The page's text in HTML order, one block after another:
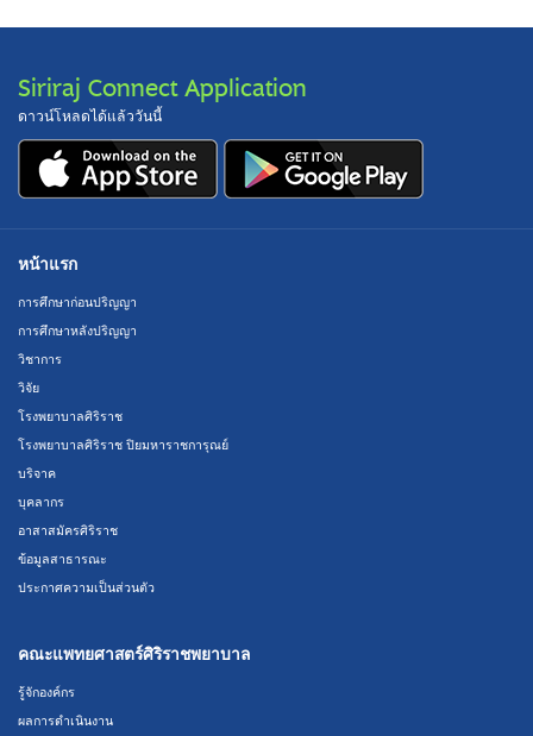
Siriraj Connect Application
ดาวน์โหลดได้แล้ววันนี้
หน้าแรก
การศึกษาก่อนปริญญา
การศึกษาหลังปริญญา
วิชาการ
วิจัย
โรงพยาบาลศิริราช
โรงพยาบาลศิริราช ปิยมหาราชการุณย์
บริจาค
บุคลากร
อาสาสมัครศิริราช
ข้อมูลสาธารณะ
ประกาศความเป็นส่วนตัว
คณะแพทยศาสตร์ศิริราชพยาบาล
รู้จักองค์กร
ผลการดำเนินงาน